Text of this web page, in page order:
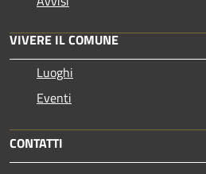
VIVERE IL COMUNE
Luoghi
Eventi
CONTATTI